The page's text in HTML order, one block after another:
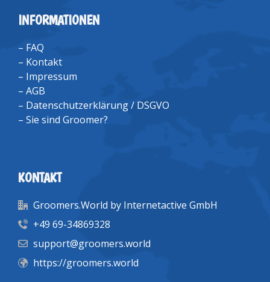
INFORMATIONEN
– FAQ
– Kontakt
– Impressum
– AGB
– Datenschutzerklärung / DSGVO
– Sie sind Groomer?
KONTAKT
Groomers.World by Internetactive GmbH
+49 69-34869328
support@groomers.world
https://groomers.world